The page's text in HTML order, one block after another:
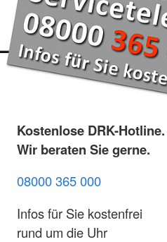
Kostenlose DRK-Hotline.
Wir beraten Sie gerne.
08000 365 000
Infos für Sie kostenfrei
rund um die Uhr